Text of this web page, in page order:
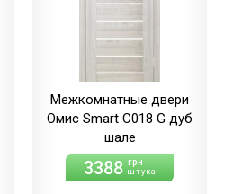
Межкомнатные двери
Омис Smart С018 G дуб
шале
3388 грн
штука